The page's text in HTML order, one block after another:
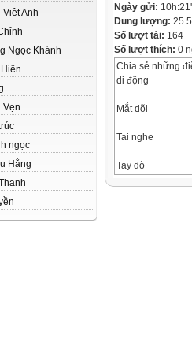
Việt Anh
Ngọc Khánh
Vẹn
ngọc
Hằng
Ngày gửi:
Dung lượng:
Số lượt tải: 164
Số lượt thích: 0
Chia sẻ những
di động
Mắt dõi
Tai nghe
Tay dò
Ngày nay, công
chưa đến 85
một cái hộp
hình ảnh, nhắn